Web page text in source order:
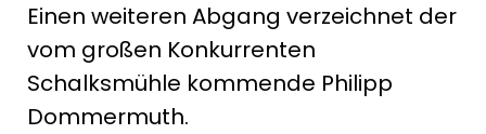
Einen weiteren Abgang verzeichnet der
vom großen Konkurrenten
Schalksmühle kommende Philipp
Dommermuth.